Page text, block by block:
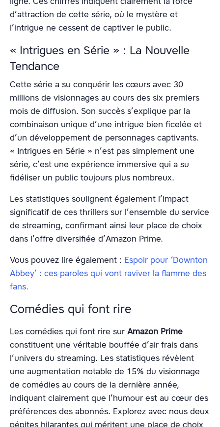
d’attraction de cette série, où le mystère et
l’intrigue ne cessent de captiver le public.
« Intrigues en Série » : La Nouvelle
Tendance
Cette série a su conquérir les cœurs avec 30
millions de visionnages au cours des six premiers
mois de diffusion. Son succès s’explique par la
combinaison unique d’une intrigue bien ficelée et
d’un développement de personnages captivants.
« Intrigues en Série » n’est pas simplement une
série, c’est une expérience immersive qui a su
fidéliser un public toujours plus nombreux.
Les statistiques soulignent également l’impact
significatif de ces thrillers sur l’ensemble du service
de streaming, confirmant ainsi leur place de choix
dans l’offre diversifiée d’Amazon Prime.
Vous pouvez lire également : Espoir pour ‘Downton
Abbey’ : ces paroles qui vont raviver la flamme des
fans.
Comédies qui font rire
Les comédies qui font rire sur Amazon Prime
constituent une véritable bouffée d’air frais dans
l’univers du streaming. Les statistiques révèlent
une augmentation notable de 15% du visionnage
de comédies au cours de la dernière année,
indiquant clairement que l’humour est au cœur des
préférences des abonnés. Explorez avec nous deux
pépites hilarantes qui méritent une place de choix